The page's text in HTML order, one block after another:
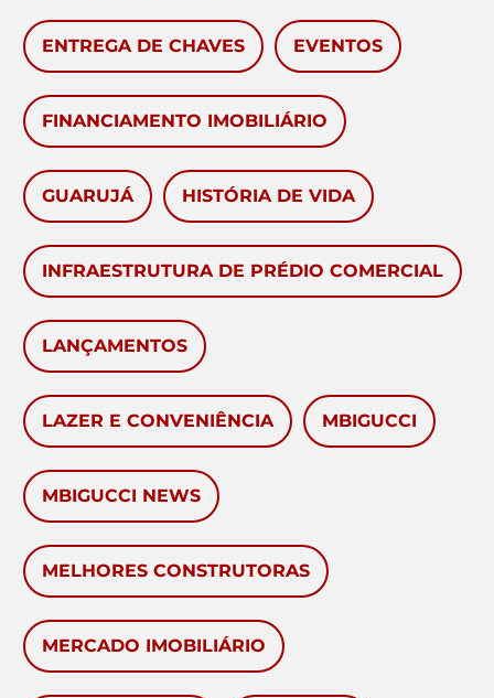
ENTREGA DE CHAVES EVENTOS
FINANCIAMENTO IMOBILIÁRIO
GUARUJÁ HISTÓRIA DE VIDA
INFRAESTRUTURA DE PRÉDIO COMERCIAL
LANÇAMENTOS
LAZER E CONVENIÊNCIA MBIGUCCI
MBIGUCCI NEWS
MELHORES CONSTRUTORAS
MERCADO IMOBILIÁRIO